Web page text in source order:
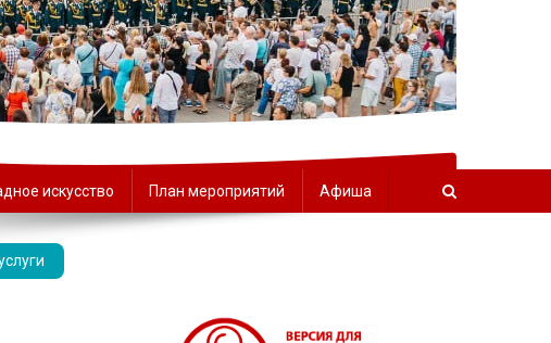
искусство План мероприятий Афиша